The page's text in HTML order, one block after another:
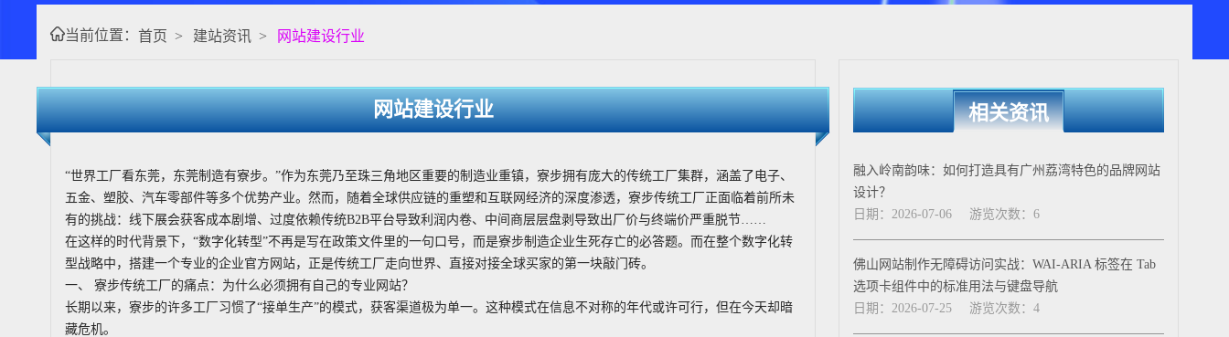
当前位置： 首页 > 建站资讯 > 网站建设行业
网站建设行业
“世界工厂看东莞，东莞制造有寮步。”作为东莞乃至珠三角地区重要的制造业重镇，寮步拥有庞大的传统工厂集群，涵盖了电子、
五金、塑胶、汽车零部件等多个优势产业。然而，随着全球供应链的重塑和互联网经济的深度渗透，寮步传统工厂正面临着前所未
有的挑战：线下展会获客成本剧增、过度依赖传统B2B平台导致利润内卷、中间商层层盘剥导致出厂价与终端价严重脱节……
在这样的时代背景下，“数字化转型”不再是写在政策文件里的一句口号，而是寮步制造企业生死存亡的必答题。而在整个数字化转
型战略中，搭建一个专业的企业官方网站，正是传统工厂走向世界、直接对接全球买家的第一块敲门砖。
一、 寮步传统工厂的痛点：为什么必须拥有自己的专业网站？
长期以来，寮步的许多工厂习惯了“接单生产”的模式，获客渠道极为单一。这种模式在信息不对称的年代或许可行，但在今天却暗
藏危机。
相关资讯
融入岭南韵味：如何打造具有广州荔湾特色的品牌网站
设计？
日期：2026-07-06
游览次数：6
佛山网站制作无障碍访问实战：WAI-ARIA 标签在 Tab
选项卡组件中的标准用法与键盘导航
日期：2026-07-25
游览次数：4